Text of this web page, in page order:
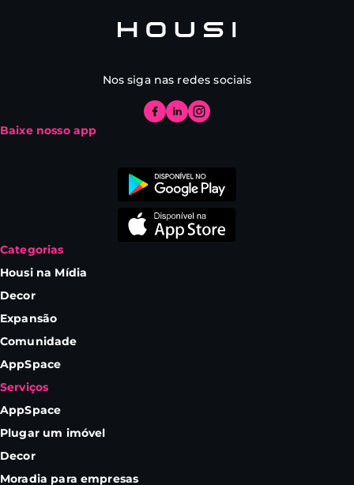
Nos siga nas redes sociais
Baixe nosso app
Categorias
Housi na Mídia
Decor
Expansão
Comunidade
AppSpace
Serviços
AppSpace
Plugar um imóvel
Decor
Moradia para empresas